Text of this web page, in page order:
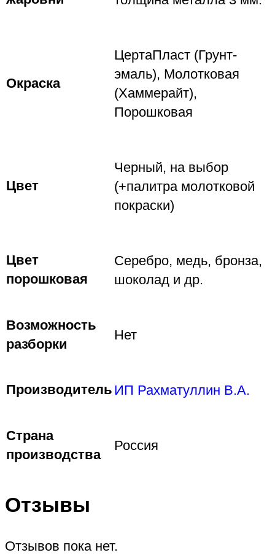
Окраска
ЦертаПласт (Грунт-
эмаль), Молотковая
(Хаммерайт),
Порошковая
Цвет
Черный, на выбор
(+палитра молотковой
покраски)
Цвет
порошковая
Серебро, медь, бронза,
шоколад и др.
Возможность
разборки
Нет
Производитель ИП Рахматуллин В.А.
Страна
производства
Россия
Отзывы
Отзывов пока нет.